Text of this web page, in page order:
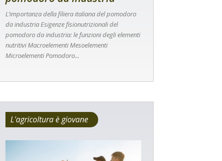
L’importanza della filiera italiana del pomodoro
da industria Esigenze fisionutrizionali del
pomodoro da industria: le funzioni degli elementi
nutritivi Macroelementi Mesoelementi
Microelementi Pomodoro...
L'agricoltura è giovane